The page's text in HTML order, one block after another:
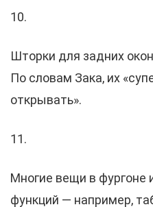
10.
Шторки для задних
По словам Зака, их
открывать».
11.
Многие вещи в фургоне
функций — например,